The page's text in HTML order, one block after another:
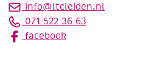
info@ltcleiden.nl
071 522 36 63
facebook